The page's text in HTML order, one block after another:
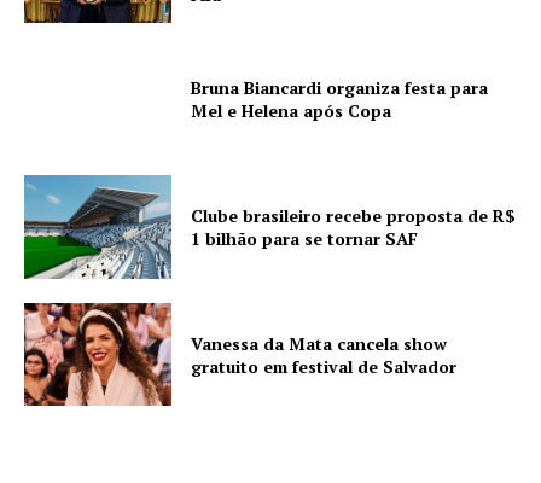
Bruna Biancardi organiza festa para
Mel e Helena após Copa
Clube brasileiro recebe proposta de R$
1 bilhão para se tornar SAF
Vanessa da Mata cancela show
gratuito em festival de Salvador